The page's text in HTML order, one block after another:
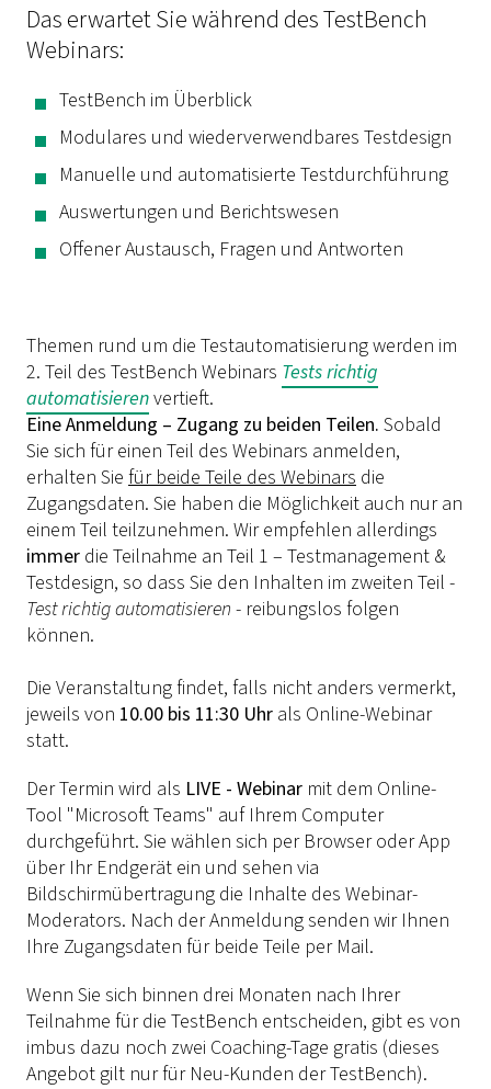
Das erwartet Sie während des TestBench
Webinars:
TestBench im Überblick
Modulares und wiederverwendbares Testdesign
Manuelle und automatisierte Testdurchführung
Auswertungen und Berichtswesen
Offener Austausch, Fragen und Antworten
Themen rund um die Testautomatisierung werden im
2. Teil des TestBench Webinars Tests richtig
automatisierenvertieft.
Eine Anmeldung – Zugang zu beiden Teilen. Sobald
Sie sich für einen Teil des Webinars anmelden,
erhalten Sie für beide Teile des Webinars die
Zugangsdaten. Sie haben die Möglichkeit auch nur an
einem Teil teilzunehmen. Wir empfehlen allerdings
immer die Teilnahme an Teil 1 – Testmanagement &
Testdesign, so dass Sie den Inhalten im zweiten Teil -
Test richtig automatisieren - reibungslos folgen
können.
Die Veranstaltung findet, falls nicht anders vermerkt,
jeweils von 10.00 bis 11:30 Uhr als Online-Webinar
statt.
Der Termin wird als LIVE - Webinar mit dem Online-
Tool "Microsoft Teams" auf Ihrem Computer
durchgeführt. Sie wählen sich per Browser oder App
über Ihr Endgerät ein und sehen via
Bildschirmübertragung die Inhalte des Webinar-
Moderators. Nach der Anmeldung senden wir Ihnen
Ihre Zugangsdaten für beide Teile per Mail.
Wenn Sie sich binnen drei Monaten nach Ihrer
Teilnahme für die TestBench entscheiden, gibt es von
imbus dazu noch zwei Coaching-Tage gratis (dieses
Angebot gilt nur für Neu-Kunden der TestBench).